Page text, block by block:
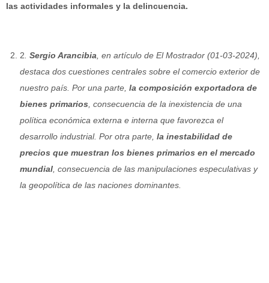
las actividades informales y la delincuencia.
2. Sergio Arancibia, en artículo de El Mostrador (01-03-2024),
destaca dos cuestiones centrales sobre el comercio exterior de
nuestro país. Por una parte, la composición exportadora de
bienes primarios, consecuencia de la inexistencia de una
política económica externa e interna que favorezca el
desarrollo industrial. Por otra parte, la inestabilidad de
precios que muestran los bienes primarios en el mercado
mundial, consecuencia de las manipulaciones especulativas y
la geopolítica de las naciones dominantes.